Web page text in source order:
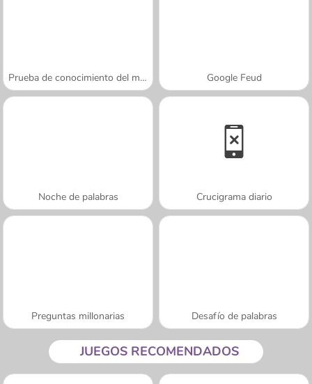
Prueba de conocimiento del mundo Google Feud
Noche de palabras Crucigrama diario
Preguntas millonarias Desafío de palabras
JUEGOS RECOMENDADOS